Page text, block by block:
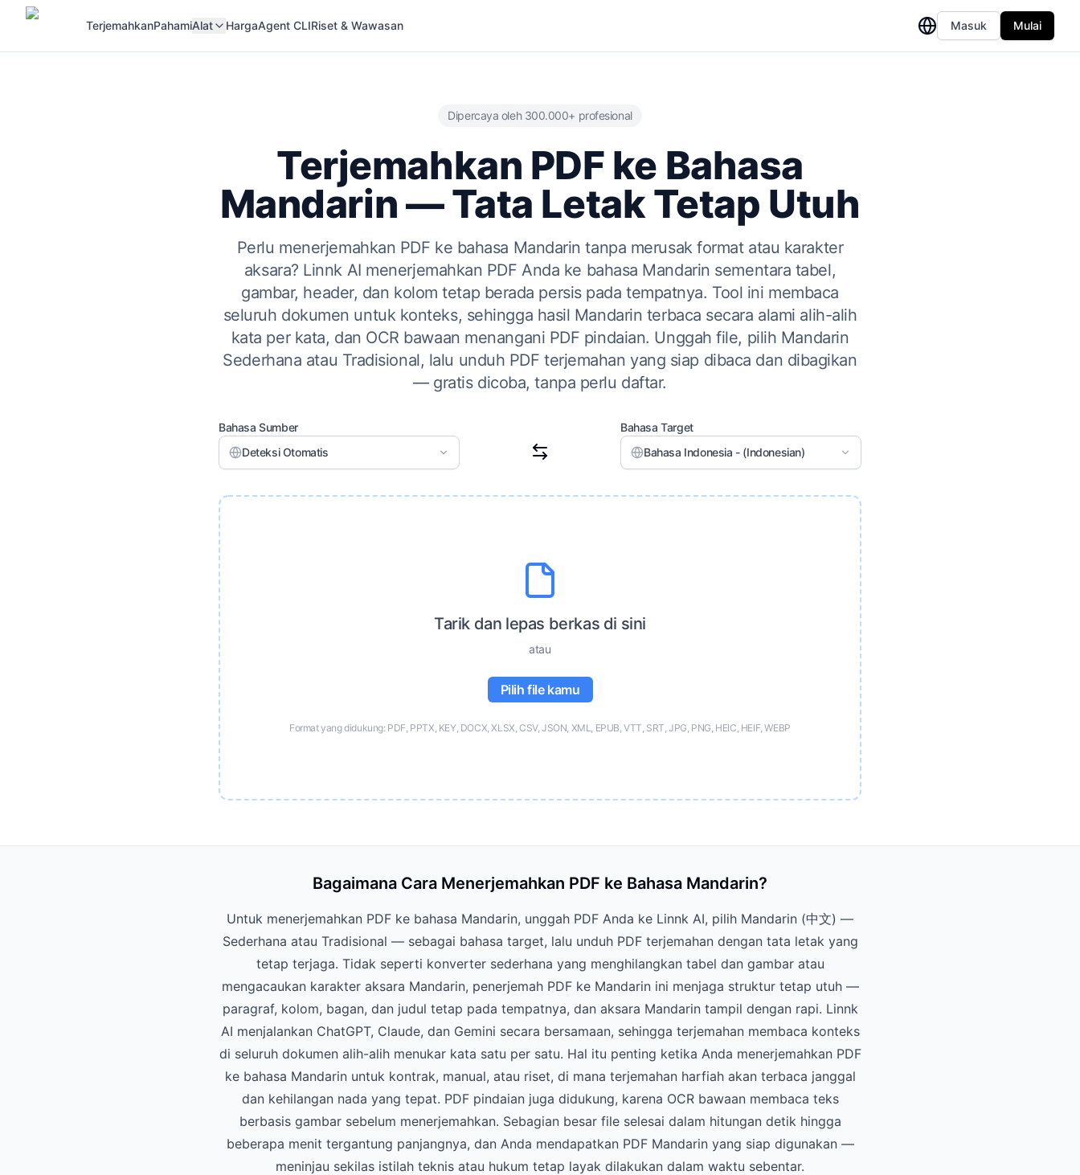
TerjemahkanPahamiAlat HargaAgent CLIRiset & Wawasan Masuk Mulai
Dipercaya oleh 300.000+ profesional
Terjemahkan PDF ke Bahasa
Mandarin — Tata Letak Tetap Utuh
Perlu menerjemahkan PDF ke bahasa Mandarin tanpa merusak format atau karakter
aksara? Linnk AI menerjemahkan PDF Anda ke bahasa Mandarin sementara tabel,
gambar, header, dan kolom tetap berada persis pada tempatnya. Tool ini membaca
seluruh dokumen untuk konteks, sehingga hasil Mandarin terbaca secara alami alih-alih
kata per kata, dan OCR bawaan menangani PDF pindaian. Unggah file, pilih Mandarin
Sederhana atau Tradisional, lalu unduh PDF terjemahan yang siap dibaca dan dibagikan
— gratis dicoba, tanpa perlu daftar.
Bahasa Sumber
Deteksi Otomatis
Bahasa Target
Bahasa Indonesia - (Indonesian)
Tarik dan lepas berkas di sini
atau
Pilih file kamu
Format yang didukung: PDF, PPTX, KEY, DOCX, XLSX, CSV, JSON, XML, EPUB, VTT, SRT, JPG, PNG, HEIC, HEIF, WEBP
Bagaimana Cara Menerjemahkan PDF ke Bahasa Mandarin?
Untuk menerjemahkan PDF ke bahasa Mandarin, unggah PDF Anda ke Linnk AI, pilih Mandarin (中文) —
Sederhana atau Tradisional — sebagai bahasa target, lalu unduh PDF terjemahan dengan tata letak yang
tetap terjaga. Tidak seperti konverter sederhana yang menghilangkan tabel dan gambar atau
mengacaukan karakter aksara Mandarin, penerjemah PDF ke Mandarin ini menjaga struktur tetap utuh —
paragraf, kolom, bagan, dan judul tetap pada tempatnya, dan aksara Mandarin tampil dengan rapi. Linnk
AI menjalankan ChatGPT, Claude, dan Gemini secara bersamaan, sehingga terjemahan membaca konteks
di seluruh dokumen alih-alih menukar kata satu per satu. Hal itu penting ketika Anda menerjemahkan PDF
ke bahasa Mandarin untuk kontrak, manual, atau riset, di mana terjemahan harfiah akan terbaca janggal
dan kehilangan nada yang tepat. PDF pindaian juga didukung, karena OCR bawaan membaca teks
berbasis gambar sebelum menerjemahkan. Sebagian besar file selesai dalam hitungan detik hingga
beberapa menit tergantung panjangnya, dan Anda mendapatkan PDF Mandarin yang siap digunakan —
meninjau sekilas istilah teknis atau hukum tetap layak dilakukan dalam waktu sebentar.